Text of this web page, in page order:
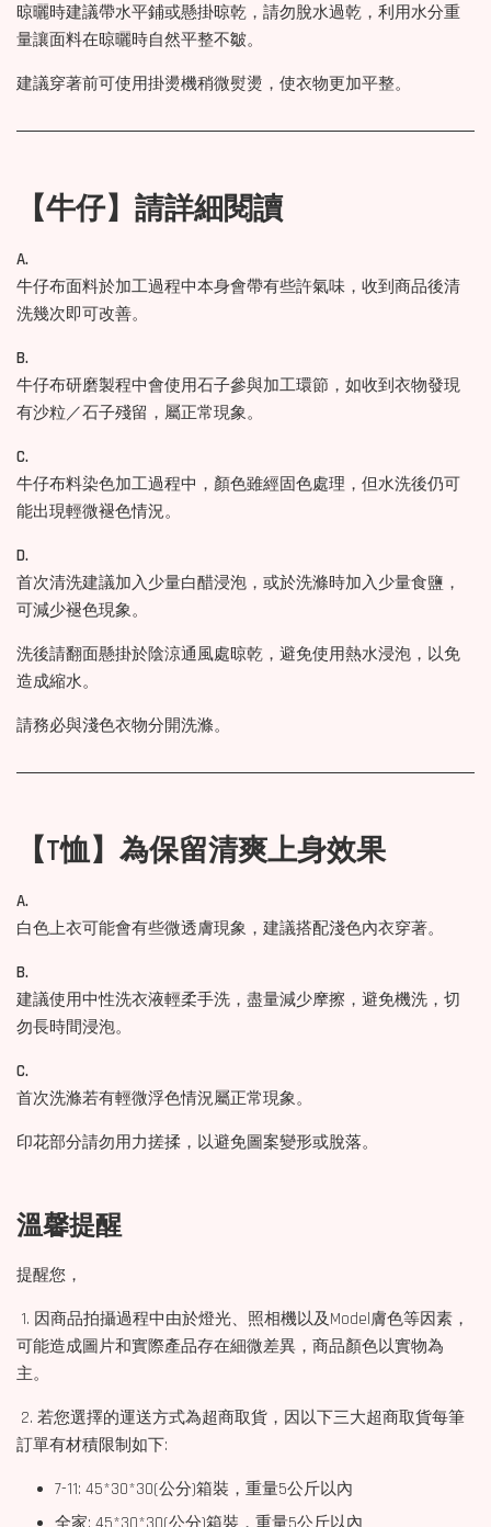
晾曬時建議帶水平鋪或懸掛晾乾，請勿脫水過乾，利用水分重
量讓面料在晾曬時自然平整不皺。
建議穿著前可使用掛燙機稍微熨燙，使衣物更加平整。
【牛仔】請詳細閱讀
A.
牛仔布面料於加工過程中本身會帶有些許氣味，收到商品後清
洗幾次即可改善。
B.
牛仔布研磨製程中會使用石子參與加工環節，如收到衣物發現
有沙粒／石子殘留，屬正常現象。
C.
牛仔布料染色加工過程中，顏色雖經固色處理，但水洗後仍可
能出現輕微褪色情況。
D.
首次清洗建議加入少量白醋浸泡，或於洗滌時加入少量食鹽，
可減少褪色現象。
洗後請翻面懸掛於陰涼通風處晾乾，避免使用熱水浸泡，以免
造成縮水。
請務必與淺色衣物分開洗滌。
【T恤】為保留清爽上身效果
A.
白色上衣可能會有些微透膚現象，建議搭配淺色內衣穿著。
B.
建議使用中性洗衣液輕柔手洗，盡量減少摩擦，避免機洗，切
勿長時間浸泡。
C.
首次洗滌若有輕微浮色情況屬正常現象。
印花部分請勿用力搓揉，以避免圖案變形或脫落。
溫馨提醒
提醒您，
1. 因商品拍攝過程中由於燈光、照相機以及Model膚色等因素，
可能造成圖片和實際產品存在細微差異，商品顏色以實物為
主。
2. 若您選擇的運送方式為超商取貨，因以下三大超商取貨每筆
訂單有材積限制如下:
7-11: 45*30*30(公分)箱裝，重量5公斤以內
全家: 45*30*30(公分)箱裝，重量5公斤以內